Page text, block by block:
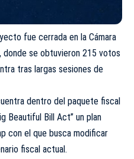
fue cerrada en la Cámara
donde se obtuvieron 215 votos
tras largas sesiones de
dentro del paquete fiscal
Beautiful Bill Act” un plan
con el que busca modificar
fiscal actual.